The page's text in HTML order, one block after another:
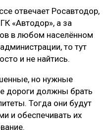
отвечает Росавтодор,
«Автодор», а за
в любом населённом
то тут
и не найтись.
но нужные
дороги должны брать
Тогда они будут
и обеспечивать их